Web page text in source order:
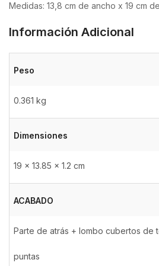
Medidas: 13,8 cm de ancho x 19 cm
Información Adicional
Peso
0.361 kg
Dimensiones
19 × 13.85 × 1.2 cm
ACABADO
Parte de atrás + lombo cubertos de
puntas